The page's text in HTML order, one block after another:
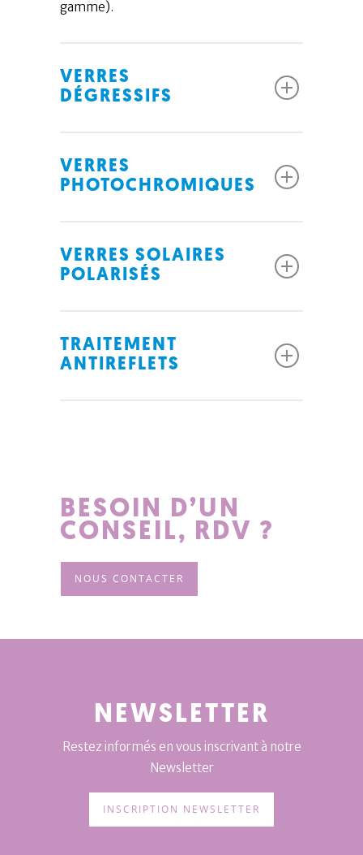
gamme).
VERRES
DÉGRESSIFS
VERRES
PHOTOCHROMIQUES
VERRES SOLAIRES
POLARISÉS
TRAITEMENT
ANTIREFLETS
BESOIN D’UN
CONSEIL, RDV ?
NOUS CONTACTER
NEWSLETTER
Restez informés en vous inscrivant à notre
Newsletter
INSCRIPTION NEWSLETTER